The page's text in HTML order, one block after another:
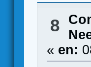
8
« en: